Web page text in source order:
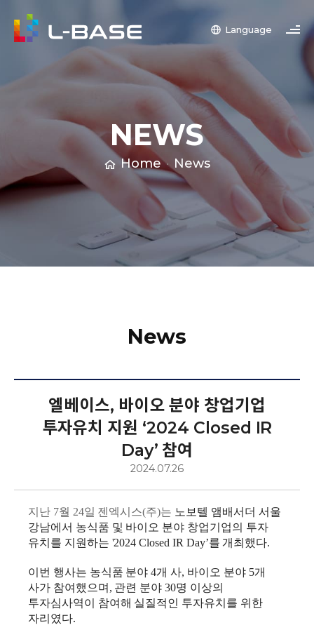
Language
ABOUT
OUR PURPOSE
SCIENCE
PARTNERSHIP
NEWS
02-907-3356
passpuri@l-base.com
NEWS
Home News
News
엘베이스, 바이오 분야 창업기업
투자유치 지원 ‘2024 Closed IR
Day’ 참여
2024.07.26
지난 7월 24일 젠엑시스(주)는 노보텔 앰배서더 서울
강남에서 농식품 및 바이오 분야 창업기업의 투자
유치를 지원하는 '2024 Closed IR Day’를 개최했다.
이번 행사는 농식품 분야 4개 사, 바이오 분야 5개
사가 참여했으며, 관련 분야 30명 이상의
투자심사역이 참여해 실질적인 투자유치를 위한
자리였다.